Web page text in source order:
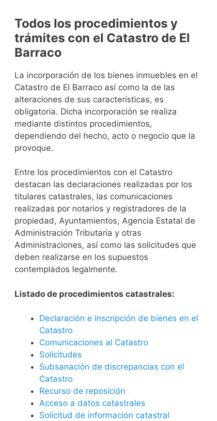
Todos los procedimientos y
trámites con el Catastro de El
Barraco
La incorporación de los bienes inmuebles en el
Catastro de El Barraco así como la de las
alteraciones de sus características, es
obligatoria. Dicha incorporación se realiza
mediante distintos procedimientos,
dependiendo del hecho, acto o negocio que la
provoque.
Entre los procedimientos con el Catastro
destacan las declaraciones realizadas por los
titulares catastrales, las comunicaciones
realizadas por notarios y registradores de la
propiedad, Ayuntamientos, Agencia Estatal de
Administración Tributaria y otras
Administraciones, así como las solicitudes que
deben realizarse en los supuestos
contemplados legalmente.
Listado de procedimientos catastrales:
Declaración e inscripción de bienes en el
Catastro
Comunicaciones al Catastro
Solicitudes
Subsanación de discrepancias con el
Catastro
Recurso de reposición
Acceso a datos catastrales
Solicitud de información catastral